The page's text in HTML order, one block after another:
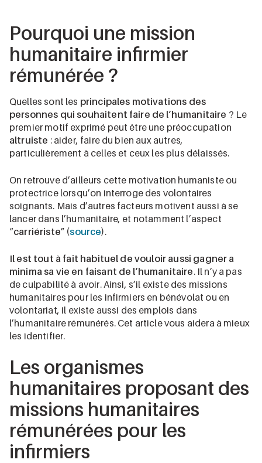
Pourquoi une mission
humanitaire infirmier
rémunérée ?
Quelles sont les principales motivations des
personnes qui souhaitent faire de l’humanitaire ? Le
premier motif exprimé peut être une préoccupation
altruiste : aider, faire du bien aux autres,
particulièrement à celles et ceux les plus délaissés.
On retrouve d’ailleurs cette motivation humaniste ou
protectrice lorsqu’on interroge des volontaires
soignants. Mais d’autres facteurs motivent aussi à se
lancer dans l’humanitaire, et notamment l’aspect
“carriériste” (source).
Il est tout à fait habituel de vouloir aussi gagner a
minima sa vie en faisant de l’humanitaire. Il n’y a pas
de culpabilité à avoir. Ainsi, s’il existe des missions
humanitaires pour les infirmiers en bénévolat ou en
volontariat, il existe aussi des emplois dans
l’humanitaire rémunérés. Cet article vous aidera à mieux
les identifier.
Les organismes
humanitaires proposant des
missions humanitaires
rémunérées pour les
infirmiers